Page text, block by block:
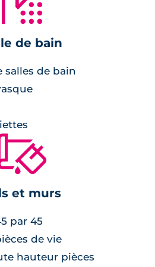
de qualité : choix du plan
carrelage dans toutes
électriques, salle de
de bain
salles de bain
et murs
par 45
de vie
hauteur pièces